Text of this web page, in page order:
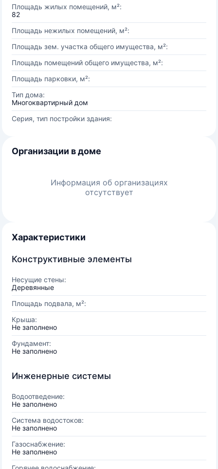
Площадь жилых помещений, м²:
82
Площадь нежилых помещений, м²:
Площадь зем. участка общего имущества, м²:
Площадь помещений общего имущества, м²:
Площадь парковки, м²:
Тип дома:
Многоквартирный дом
Серия, тип постройки здания:
Организации в доме
Информация об организациях
отсутствует
Характеристики
Конструктивные элементы
Несущие стены:
Деревянные
Площадь подвала, м²:
Крыша:
Не заполнено
Фундамент:
Не заполнено
Инженерные системы
Водоотведение:
Не заполнено
Система водостоков:
Не заполнено
Газоснабжение:
Не заполнено